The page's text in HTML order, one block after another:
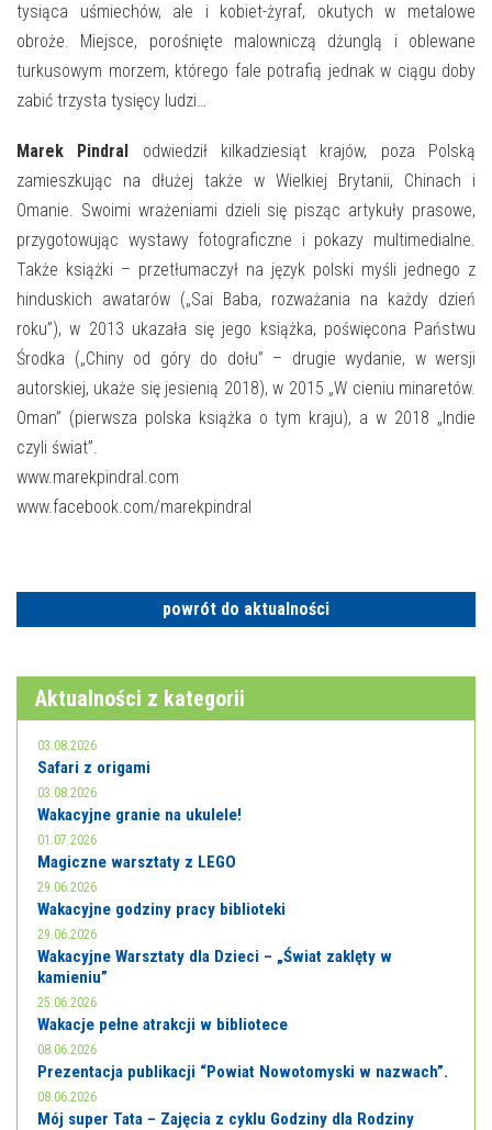
tysiąca uśmiechów, ale i kobiet-żyraf, okutych w metalowe
obroże. Miejsce, porośnięte malowniczą dżunglą i oblewane
turkusowym morzem, którego fale potrafią jednak w ciągu doby
zabić trzysta tysięcy ludzi…
Marek Pindral odwiedził kilkadziesiąt krajów, poza Polską
zamieszkując na dłużej także w Wielkiej Brytanii, Chinach i
Omanie. Swoimi wrażeniami dzieli się pisząc artykuły prasowe,
przygotowując wystawy fotograficzne i pokazy multimedialne.
Także książki – przetłumaczył na język polski myśli jednego z
hinduskich awatarów („Sai Baba, rozważania na każdy dzień
roku”), w 2013 ukazała się jego książka, poświęcona Państwu
Środka („Chiny od góry do dołu” – drugie wydanie, w wersji
autorskiej, ukaże się jesienią 2018), w 2015 „W cieniu minaretów.
Oman” (pierwsza polska książka o tym kraju), a w 2018 „Indie
czyli świat”.
www.marekpindral.com
www.facebook.com/marekpindral
powrót do aktualności
Aktualności z kategorii
03.08.2026
Safari z origami
03.08.2026
Wakacyjne granie na ukulele!
01.07.2026
Magiczne warsztaty z LEGO
29.06.2026
Wakacyjne godziny pracy biblioteki
29.06.2026
Wakacyjne Warsztaty dla Dzieci – „Świat zaklęty w
kamieniu”
25.06.2026
Wakacje pełne atrakcji w bibliotece
08.06.2026
Prezentacja publikacji “Powiat Nowotomyski w nazwach”.
08.06.2026
Mój super Tata – Zajęcia z cyklu Godziny dla Rodziny